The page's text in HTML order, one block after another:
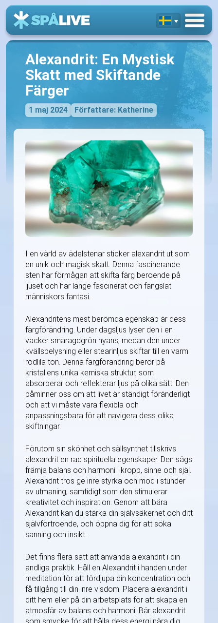
Alexandrit: En Mystisk
Skatt med Skiftande
Färger
1 maj 2024 Författare: Katherine
I en värld av ädelstenar sticker alexandrit ut som
en unik och magisk skatt. Denna fascinerande
sten har förmågan att skifta färg beroende på
ljuset och har länge fascinerat och fängslat
människors fantasi.
Alexandritens mest berömda egenskap är dess
färgförändring. Under dagsljus lyser den i en
vacker smaragdgrön nyans, medan den under
kvällsbelysning eller stearinljus skiftar till en varm
rödlila ton. Denna färgförändring beror på
kristallens unika kemiska struktur, som
absorberar och reflekterar ljus på olika sätt. Den
påminner oss om att livet är ständigt föränderligt
och att vi måste vara flexibla och
anpassningsbara för att navigera dess olika
skiftningar.
Förutom sin skönhet och sällsynthet tillskrivs
alexandrit en rad spirituella egenskaper. Den sägs
främja balans och harmoni i kropp, sinne och själ.
Alexandrit tros ge inre styrka och mod i stunder
av utmaning, samtidigt som den stimulerar
kreativitet och inspiration. Genom att bära
Alexandrit kan du stärka din självsäkerhet och ditt
självförtroende, och öppna dig för att söka
sanning och insikt.
Det finns flera sätt att använda alexandrit i din
andliga praktik. Håll en Alexandrit i handen under
meditation för att fördjupa din koncentration och
få tillgång till din inre visdom. Placera alexandrit i
ditt hem eller på din arbetsplats för att skapa en
atmosfär av balans och harmoni. Bär alexandrit